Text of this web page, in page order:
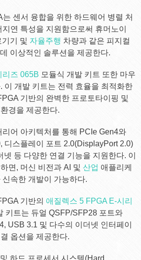
센서 융합을 위한 하드웨어 병렬 처
연 특성을 지원함으로써 휴머노이
기 및 자율주행 차량과 같은 피지컬
이상적인 솔루션을 제공한다.
리즈 065B 모듈식 개발 키트 또한 마우
이 개발 키트는 전력 효율을 최적화한
기반의 완벽한 프로토타이핑 및
경을 제공한다.
어 아키텍처를 통해 PCIe Gen4와
디스플레이 포트 2.0(DisplayPort 2.0)
등 다양한 연결 기능을 지원한다. 이
면, 머신 비전과 AI 및 산업 애플리케
속한 개발이 가능하다.
기반의 애질렉스 5 FPGA E-시리
키트는 듀얼 QSFP/SFP28 포트와
USB 3.1 및 다수의 이더넷 인터페이
옵션을 제공한다.
하드 프로세서 시스템(Hard